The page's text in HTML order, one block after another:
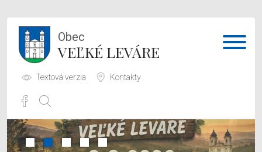
Obec
VEĽKÉ LEVÁRE
Textová verzia Kontakty
Potrebujem vybaviť